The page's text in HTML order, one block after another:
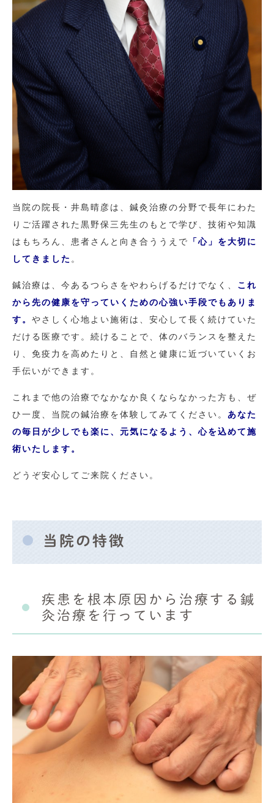
当院の院長・井島晴彦は、鍼灸治療の分野で長年にわた
りご活躍された黒野保三先生のもとで学び、技術や知識
はもちろん、患者さんと向き合ううえで
「心」を大切に
してきました 。
鍼治療は、今あるつらさをやわらげるだけでなく、 これ
から先の健康を守っていくための心強い手段でもありま
す。 やさしく心地よい施術は、安心して長く続けていた
だける医療です。続けることで、体のバランスを整えた
り、免疫力を高めたりと、自然と健康に近づいていくお
手伝いができます。
これまで他の治療でなかなか良くならなかった方も、ぜ
ひ一度、当院の鍼治療を体験してみてください。 あなた
の毎日が少しでも楽に、元気になるよう、心を込めて施
術いたします。
どうぞ安心してご来院ください。
当院の特徴
疾患を根本原因から治療する鍼
灸治療を行っています